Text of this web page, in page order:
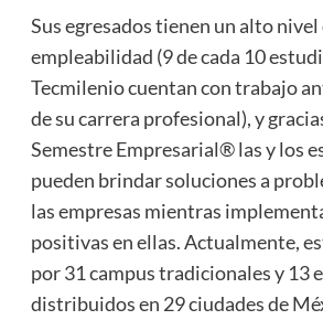
Sus egresados tienen un alto nivel
empleabilidad (9 de cada 10
Tecmilenio cuentan con trabajo
de su carrera profesional), y
Semestre Empresarial® las y los
pueden brindar soluciones a
las empresas mientras
positivas en ellas. Actualmente,
por 31 campus tradicionales y 13
distribuidos en 29 ciudades de